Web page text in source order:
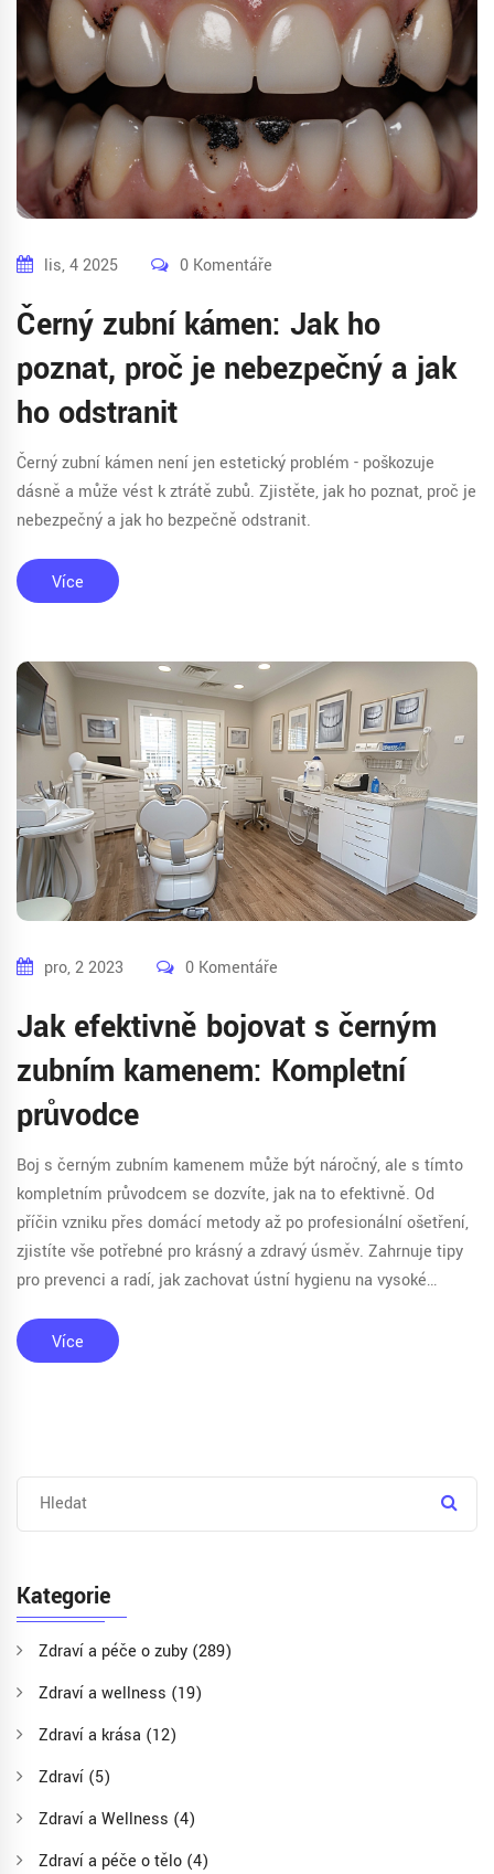
lis, 4 2025 0 Komentáře
Černý zubní kámen: Jak ho
poznat, proč je nebezpečný a jak
ho odstranit
Černý zubní kámen není jen estetický problém - poškozuje
dásně a může vést k ztrátě zubů. Zjistěte, jak ho poznat, proč je
nebezpečný a jak ho bezpečně odstranit.
Více
pro, 2 2023 0 Komentáře
Jak efektivně bojovat s černým
zubním kamenem: Kompletní
průvodce
Boj s černým zubním kamenem může být náročný, ale s tímto
kompletním průvodcem se dozvíte, jak na to efektivně. Od
příčin vzniku přes domácí metody až po profesionální ošetření,
zjistíte vše potřebné pro krásný a zdravý úsměv. Zahrnuje tipy
pro prevenci a radí, jak zachovat ústní hygienu na vysoké
Více
Kategorie
Zdraví a péče o zuby (289)
Zdraví a wellness (19)
Zdraví a krása (12)
Zdraví (5)
Zdraví a Wellness (4)
Zdraví a péče o tělo (4)